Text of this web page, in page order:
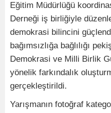
Eğitim Müdürlüğü
Derneği iş birliğiyle
demokrasi bilincini
bağımsızlığa bağlılığı
Demokrasi ve Milli Birlik
yönelik farkındalık
gerçekleştirildi.
Yarışmanın fotoğraf